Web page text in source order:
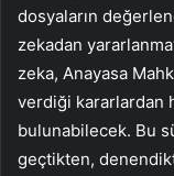
dosyaların
zekadan
zeka, Anayasa
verdiği kararlardan
bulunabilecek. Bu
geçtikten,